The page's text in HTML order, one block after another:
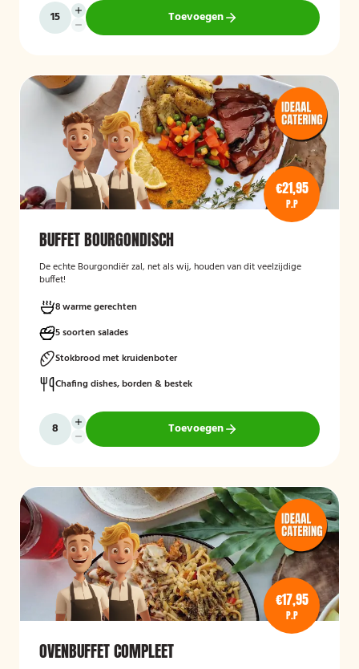
Toevoegen
€21,95
P.P
BUFFET BOURGONDISCH
De echte Bourgondiër zal, net als wij, houden van dit veelzijdige
buffet!
8 warme gerechten
5 soorten salades
Stokbrood met kruidenboter
Chafing dishes, borden & bestek
Toevoegen
€17,95
P.P
OVENBUFFET COMPLEET